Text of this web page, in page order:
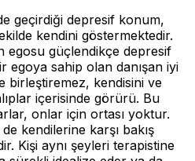
geçirdiği depresif konum,
kendini göstermektedir.
egosu güçlendikçe depresif
egoya sahip olan danışan iyi
birleştiremez, kendisini ve
içerisinde görürü. Bu
onlar için ortası yoktur.
kendilerine karşı bakış
Kişi aynı şeyleri terapistine